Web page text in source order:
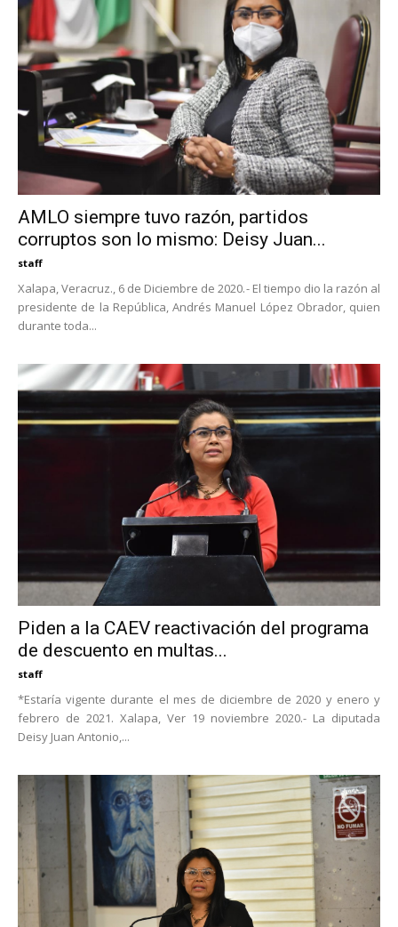
AMLO siempre tuvo razón, partidos
corruptos son lo mismo: Deisy Juan...
staff
Xalapa, Veracruz., 6 de Diciembre de 2020.- El tiempo dio la razón al
presidente de la República, Andrés Manuel López Obrador, quien
durante toda...
Piden a la CAEV reactivación del programa
de descuento en multas...
staff
*Estaría vigente durante el mes de diciembre de 2020 y enero y
febrero de 2021. Xalapa, Ver 19 noviembre 2020.- La diputada
Deisy Juan Antonio,...